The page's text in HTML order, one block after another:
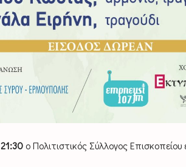
21:30ο Πολιτιστικός Σύλλογος Επισκοπείου